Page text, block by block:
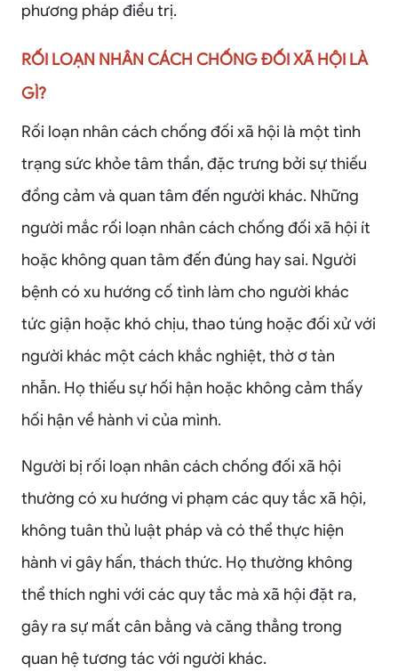
phương pháp điều trị.
RỐI LOẠN NHÂN CÁCH CHỐNG ĐỐI XÃ HỘI LÀ
GÌ?
Rối loạn nhân cách chống đối xã hội là một tình
trạng sức khỏe tâm thần, đặc trưng bởi sự thiếu
đồng cảm và quan tâm đến người khác. Những
người mắc rối loạn nhân cách chống đối xã hội ít
hoặc không quan tâm đến đúng hay sai. Người
bệnh có xu hướng cố tình làm cho người khác
tức giận hoặc khó chịu, thao túng hoặc đối xử với
người khác một cách khắc nghiệt, thờ ơ tàn
nhẫn. Họ thiếu sự hối hận hoặc không cảm thấy
hối hận về hành vi của mình.
Người bị rối loạn nhân cách chống đối xã hội
thường có xu hướng vi phạm các quy tắc xã hội,
không tuân thủ luật pháp và có thể thực hiện
hành vi gây hấn, thách thức. Họ thường không
thể thích nghi với các quy tắc mà xã hội đặt ra,
gây ra sự mất cân bằng và căng thẳng trong
quan hệ tương tác với người khác.